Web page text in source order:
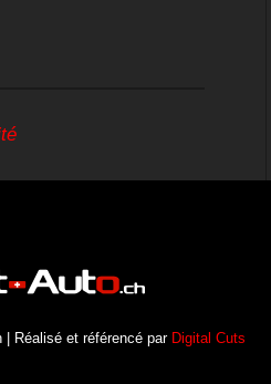
Réalisé et référencé par Digital Cuts